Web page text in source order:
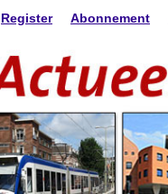
Register Abonnement